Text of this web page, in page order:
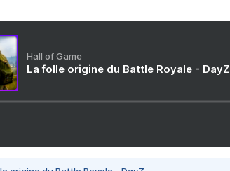
Hall of Game
La folle origine du Battle Royale - DayZ